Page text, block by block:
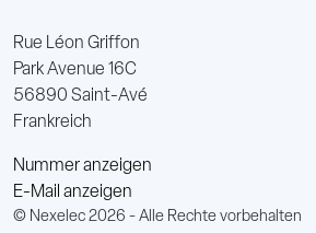
Rue Léon Griffon
Park Avenue 16C
56890 Saint-Avé
Frankreich
Nummer anzeigen
E-Mail anzeigen
© Nexelec 2026 - Alle Rechte vorbehalten